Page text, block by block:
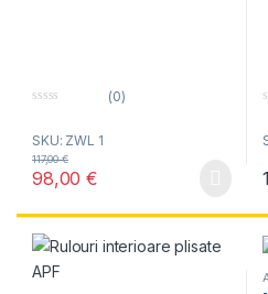
u
t
o
f
(0)
SKU: ZWL 1
98,00€
117,00€
u
f